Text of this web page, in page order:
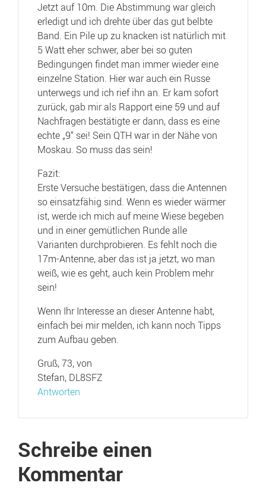
Jetzt auf 10m. Die Abstimmung war gleich
erledigt und ich drehte über das gut belbte
Band. Ein Pile up zu knacken ist natürlich mit
5 Watt eher schwer, aber bei so guten
Bedingungen findet man immer wieder eine
einzelne Station. Hier war auch ein Russe
unterwegs und ich rief ihn an. Er kam sofort
zurück, gab mir als Rapport eine 59 und auf
Nachfragen bestätigte er dann, dass es eine
echte „9“ sei! Sein QTH war in der Nähe von
Moskau. So muss das sein!
Fazit:
Erste Versuche bestätigen, dass die Antennen
so einsatzfähig sind. Wenn es wieder wärmer
ist, werde ich mich auf meine Wiese begeben
und in einer gemütlichen Runde alle
Varianten durchprobieren. Es fehlt noch die
17m-Antenne, aber das ist ja jetzt, wo man
weiß, wie es geht, auch kein Problem mehr
sein!
Wenn Ihr Interesse an dieser Antenne habt,
einfach bei mir melden, ich kann noch Tipps
zum Aufbau geben.
Gruß, 73, von
Stefan, DL8SFZ
Antworten
Schreibe einen
Kommentar